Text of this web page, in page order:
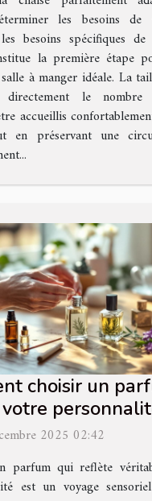
les besoins de
besoins spécifiques
la première étape
à manger idéale. La
directement le nombre
accueillis
en préservant une
choisir un
2025 02:42
parfum qui reflète
est un voyage